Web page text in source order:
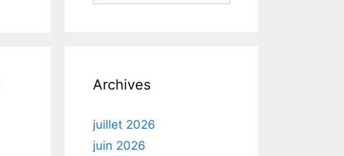
Archives
juillet 2026
juin 2026